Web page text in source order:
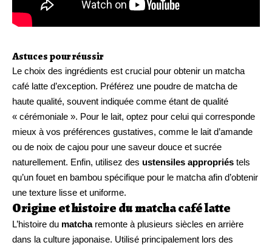
Astuces pour réussir
Le choix des ingrédients est crucial pour obtenir un matcha
café latte d’exception. Préférez une poudre de matcha de
haute qualité, souvent indiquée comme étant de qualité
« cérémoniale ». Pour le lait, optez pour celui qui corresponde
mieux à vos préférences gustatives, comme le lait d’amande
ou de noix de cajou pour une saveur douce et sucrée
naturellement. Enfin, utilisez des ustensiles appropriés tels
qu’un fouet en bambou spécifique pour le matcha afin d’obtenir
une texture lisse et uniforme.
Origine et histoire du matcha café latte
L’histoire du matcharemonte à plusieurs siècles en arrière
dans la culture japonaise. Utilisé principalement lors des